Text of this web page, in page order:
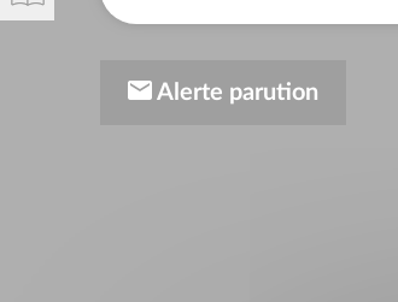
Alerte parution